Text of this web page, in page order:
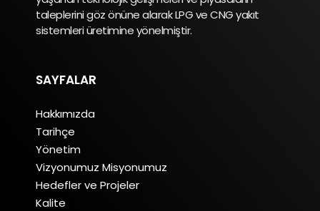
taleplerini göz önüne alarak LPG ve CNG yakıt
sistemleri üretimine yönelmiştir.
SAYFALAR
Hakkımızda
Tarihçe
Yönetim
Vizyonumuz Misyonumuz
Hedefler ve Projeler
Kalite